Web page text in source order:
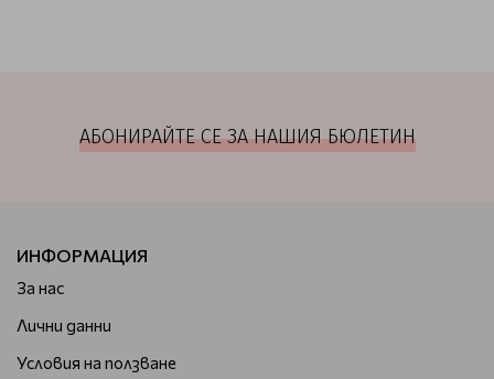
АБОНИРАЙТЕ СЕ ЗА НАШИЯ БЮЛЕТИН
ИНФОРМАЦИЯ
За нас
Лични данни
Условия на ползване